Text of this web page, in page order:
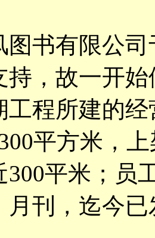
有限公司
持，故一开
工程所建的
平方米，
300平米；员
月刊，迄今